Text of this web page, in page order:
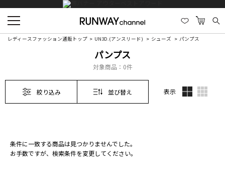
レディースファッション通販トップ UN3D.(アンスリード) シューズ パンプス
パンプス
対象商品： 0件
絞り込み 並び替え 表示
条件に一致する商品は見つかりませんでした。
お手数ですが、検索条件を変更してください。